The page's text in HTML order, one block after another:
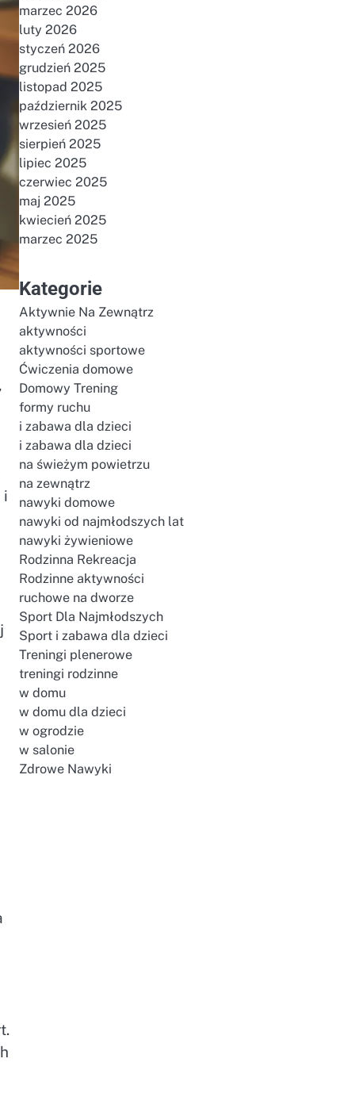
i
marzec 2026
luty 2026
styczeń 2026
grudzień 2025
listopad 2025
październik 2025
wrzesień 2025
sierpień 2025
lipiec 2025
czerwiec 2025
maj 2025
kwiecień 2025
marzec 2025
Kategorie
Aktywnie Na Zewnątrz
aktywności
aktywności sportowe
Ćwiczenia domowe
Domowy Trening
formy ruchu
i zabawa dla dzieci
i zabawa dla dzieci
na świeżym powietrzu
na zewnątrz
nawyki domowe
nawyki od najmłodszych lat
nawyki żywieniowe
Rodzinna Rekreacja
Rodzinne aktywności
ruchowe na dworze
Sport Dla Najmłodszych
Sport i zabawa dla dzieci
Treningi plenerowe
treningi rodzinne
w domu
w domu dla dzieci
w ogrodzie
w salonie
Zdrowe Nawyki